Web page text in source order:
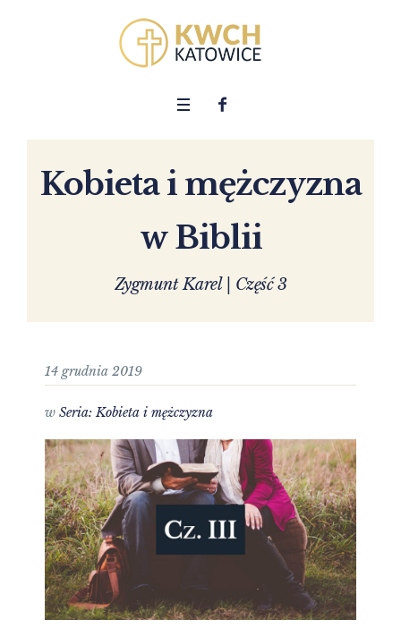
Kobieta i mężczyzna
w Biblii
Zygmunt Karel | Część 3
14 grudnia 2019
w Seria: Kobieta i mężczyzna